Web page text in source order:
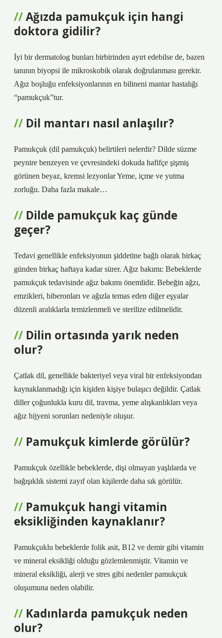
Ağızda pamukçuk için hangi
doktora gidilir?
İyi bir dermatolog bunları birbirinden ayırt edebilse de, bazen
tanının biyopsi ile mikroskobik olarak doğrulanması gerekir.
Ağız boşluğu enfeksiyonlarının en bilineni mantar hastalığı
“pamukçuk”tur.
Dil mantarı nasıl anlaşılır?
Pamukçuk (dil pamukçuk) belirtileri nelerdir? Dilde süzme
peynire benzeyen ve çevresindeki dokuda hafifçe şişmiş
görünen beyaz, kremsi lezyonlar Yeme, içme ve yutma
zorluğu. Daha fazla makale…
Dilde pamukçuk kaç günde
geçer?
Tedavi genellikle enfeksiyonun şiddetine bağlı olarak birkaç
günden birkaç haftaya kadar sürer. Ağız bakımı: Bebeklerde
pamukçuk tedavisinde ağız bakımı önemlidir. Bebeğin ağzı,
emzikleri, biberonları ve ağızla temas eden diğer eşyalar
düzenli aralıklarla temizlenmeli ve sterilize edilmelidir.
Dilin ortasında yarık neden
olur?
Çatlak dil, genellikle bakteriyel veya viral bir enfeksiyondan
kaynaklanmadığı için kişiden kişiye bulaşıcı değildir. Çatlak
diller çoğunlukla kuru dil, travma, yeme alışkanlıkları veya
ağız hijyeni sorunları nedeniyle oluşur.
Pamukçuk kimlerde görülür?
Pamukçuk özellikle bebeklerde, dişi olmayan yaşlılarda ve
bağışıklık sistemi zayıf olan kişilerde daha sık görülür.
Pamukçuk hangi vitamin
eksikliğinden kaynaklanır?
Pamukçuklu bebeklerde folik asit, B12 ve demir gibi vitamin
ve mineral eksikliği olduğu gözlemlenmiştir. Vitamin ve
mineral eksikliği, alerji ve stres gibi nedenler pamukçuk
oluşumuna neden olabilir.
Kadınlarda pamukçuk neden
olur?